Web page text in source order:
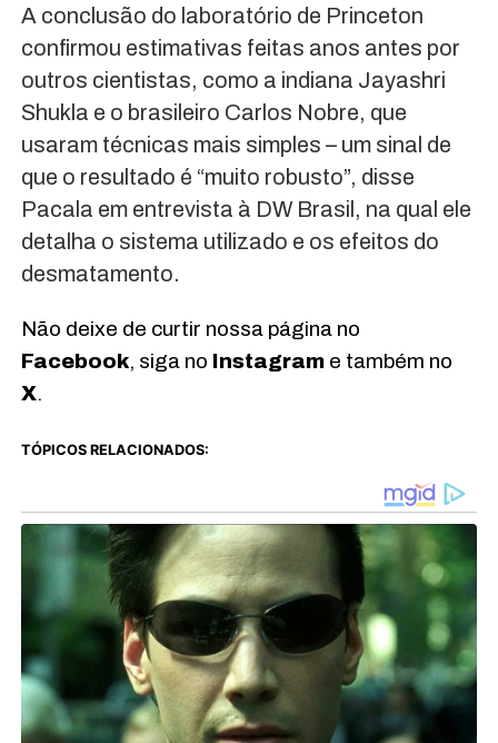
A conclusão do laboratório de Princeton
confirmou estimativas feitas anos antes por
outros cientistas, como a indiana Jayashri
Shukla e o brasileiro Carlos Nobre, que
usaram técnicas mais simples – um sinal de
que o resultado é “muito robusto”, disse
Pacala em entrevista à DW Brasil, na qual ele
detalha o sistema utilizado e os efeitos do
desmatamento.
Não deixe de curtir nossa página no
Facebook, siga no Instagrame também no
X.
TÓPICOS RELACIONADOS: